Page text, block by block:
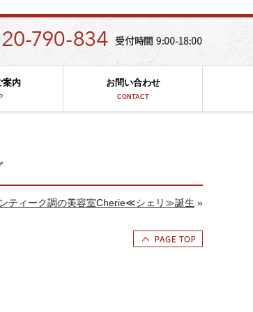
案内 お問い合わせ
CONTACT
ティーク調の美容室Cherie≪シェリ≫誕生 »